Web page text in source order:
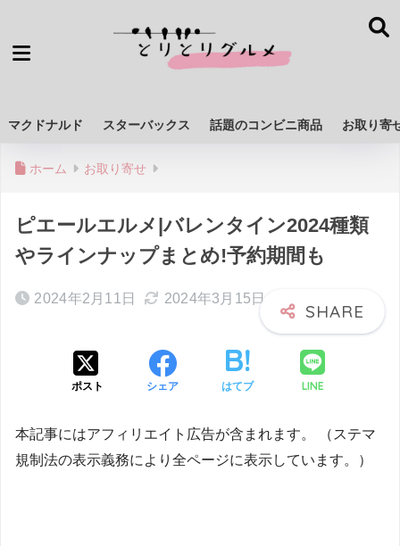
マクドナルド スターバックス 話題のコンビニ商品 お取り寄
ホーム お取り寄せ
ピエールエルメ|バレンタイン2024種類
やラインナップまとめ!予約期間も
2024年2月11日 2024年3月15日
ポスト シェア はてブ LINE
本記事にはアフィリエイト広告が含まれます。 （ステマ
規制法の表示義務により全ページに表示しています。）